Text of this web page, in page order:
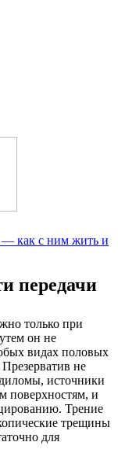
— как с ним жить и
передачи
только при
он не
видах половых
не
источники
поверхностям, и
Трение
трещины
для